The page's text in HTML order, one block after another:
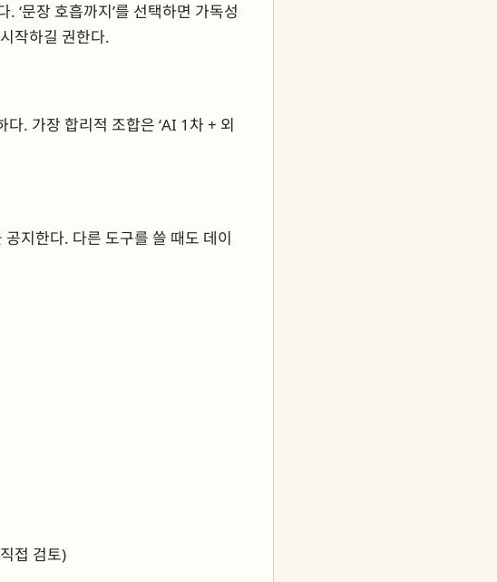
‘문장 호흡까지’를 선택하면 가독성
작하길 권한다.
. 가장 합리적 조합은 ‘AI 1차 + 외
지한다. 다른 도구를 쓸 때도 데이
접 검토)